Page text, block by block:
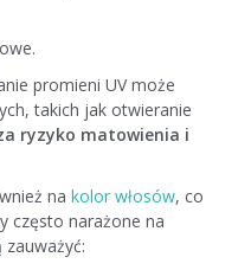
promieni UV może
takich jak otwieranie
ryzyko matowienia i
na kolor włosów, co
często narażone na